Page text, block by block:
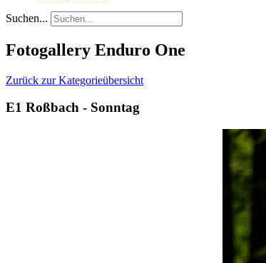
Suchen...
Fotogallery Enduro One
Zurück zur Kategorieübersicht
E1 Roßbach - Sonntag